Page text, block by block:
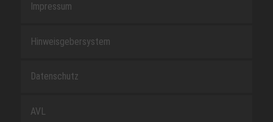
Impressum
Hinweisgebersystem
Datenschutz
AVL